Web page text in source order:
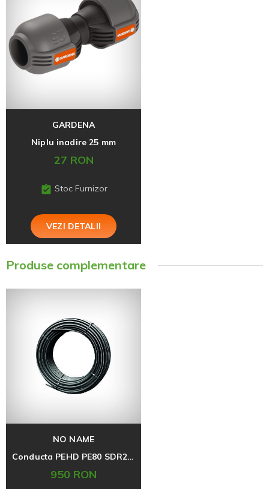
GARDENA
Niplu inadire 25 mm
27 RON
Stoc Furnizor
VEZI DETALII
Produse complementare
NO NAME
Conducta PEHD PE80 SDR21 PN6 D32mm x 200 m
950 RON